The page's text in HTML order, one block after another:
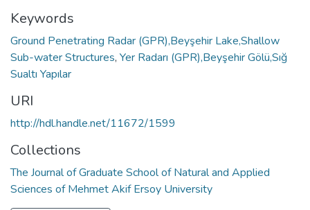
Keywords
Ground Penetrating Radar (GPR),Beyşehir Lake,Shallow
Sub-water Structures, Yer Radarı (GPR),Beyşehir Gölü,Sığ
Sualtı Yapılar
URI
http://hdl.handle.net/11672/1599
Collections
The Journal of Graduate School of Natural and Applied
Sciences of Mehmet Akif Ersoy University